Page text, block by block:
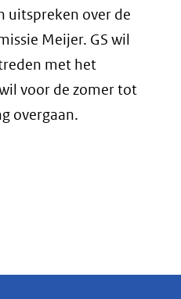
uitspreken over de
Meijer. GS wil
met het
voor de zomer tot
overgaan.